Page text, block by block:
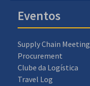
Eventos
Supply Chain Meeting
Procurement
Clube da Logística
Travel Log